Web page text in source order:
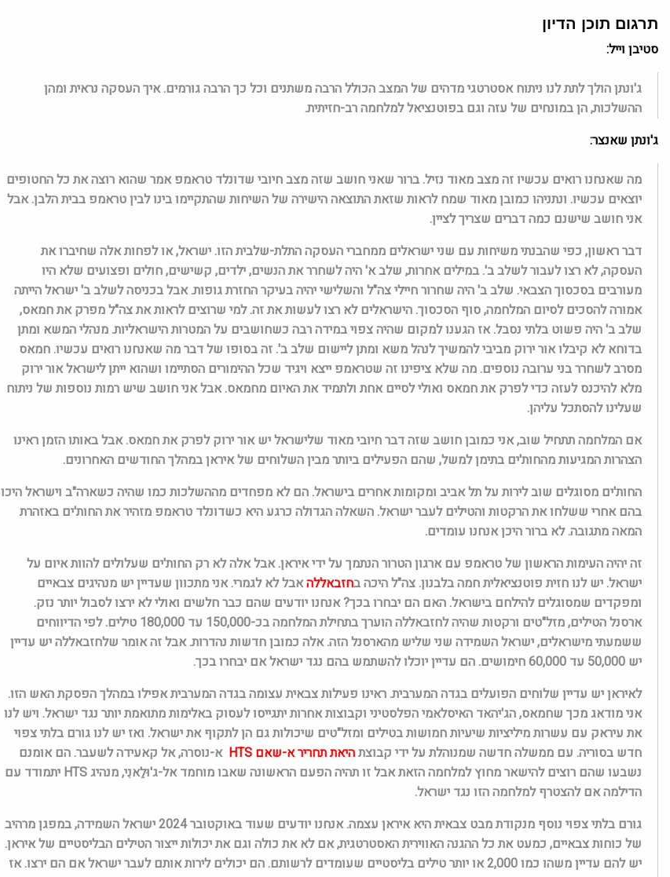
תרגום תוכן הדיון
סטיבן וייל:
ג'ונתן הולך לתת לנו ניתוח אסטרטגי מדהים של המצב הכולל הרבה משתנים וכל כך הרבה גורמים. איך העסקה נראית ומהן
ההשלכות, הן במונחים של עזה וגם בפוטנציאל למלחמה רב-חזיתית.
ג'ונתן שאנצר:
מה שאנחנו רואים עכשיו זה מצב מאוד נזיל. ברור שאני חושב שזה מצב חיובי שדונלד טראמפ אמר שהוא רוצה את כל החטופים
יוצאים עכשיו. ונתניהו כמובן מאוד שמח לראות שזאת התוצאה הישירה של השיחות שהתקיימו בינו לבין טראמפ בבית הלבן. אבל
אני חושב שישנם כמה דברים שצריך לציין.
דבר ראשון, כפי שהבנתי משיחות עם שני ישראלים ממחברי העסקה התלת-שלבית הזו. ישראל, או לפחות אלה שחיברו את
העסקה, לא רצו לעבור לשלב ב'. במילים אחרות, שלב א' היה לשחרר את הנשים, ילדים, קשישים, חולים ופצועים שלא היו
מעורבים בסכסוך הצבאי. שלב ב' היה שחרור חיילי צה"ל והשלישי יהיה בעיקר החזרת גופות. אבל בכניסה לשלב ב' ישראל הייתה
אמורה להסכים לסיום המלחמה, סוף הסכסוך. הישראלים לא רצו לעשות את זה. למי שרוצים לראות את צה"ל מפרק את חמאס,
שלב ב' היה פשוט בלתי נסבל. אז הגענו למקום שהיה צפוי במידה רבה כשחושבים על המטרות הישראליות. מנהלי המשא ומתן
בדוחא לא קיבלו אור ירוק מביבי להמשיך לנהל משא ומתן ליישום שלב ב'. זה בסופו של דבר מה שאנחנו רואים עכשיו. חמאס
מסרב לשחרר בני ערובה נוספים. מה שלא ציפינו זה שטראמפ ייצא ויגיד שכל ההימורים הסתיימו ושהוא ייתן לישראל אור ירוק
מלא להיכנס לעזה כדי לפרק את חמאס ואולי לסיים אחת ולתמיד את האיום מחמאס. אבל אני חושב שיש רמות נוספות של ניתוח
שעלינו להסתכל עליהן.
אם המלחמה תתחיל שוב, אני כמובן חושב שזה דבר חיובי מאוד שלישראל יש אור ירוק לפרק את חמאס. אבל באותו הזמן ראינו
הצהרות המגיעות מהחות'ים בתימן למשל, שהם הפעילים ביותר מבין השלוחים של איראן במהלך החודשים האחרונים.
החות'ים מסוגלים שוב לירות על תל אביב ומקומות אחרים בישראל. הם לא מפחדים מההשלכות כמו שהיה כשארה"ב וישראל היכו
בהם אחרי ששלחו את הרקטות והטילים לעבר ישראל. השאלה הגדולה כרגע היא כשדונלד טראמפ מזהיר את החות'ים באזהרת
המאה מתגובה. לא ברור היכן אנחנו עומדים.
זה יהיה העימות הראשון של טראמפ עם ארגון הטרור הנתמך על ידי איראן. אבל אלה לא רק החות'ים שעלולים להוות איום על
ישראל. יש לנו חזית פוטנציאלית חמה בלבנון. צה"ל היכה בחזבאללהאבל לא לגמרי. אני מתכוון שעדיין יש מנהיגים צבאיים
ומפקדים שמסוגלים להילחם בישראל. האם הם יבחרו בכך? אנחנו יודעים שהם כבר חלשים ואולי לא ירצו לסבול יותר נזק.
ארסנל הטילים, מזל"טים ורקטות שהיה לחזבאללה הוערך בתחילת המלחמה בכ-150,000 עד 180,000 טילים. לפי הדיווחים
ששמעתי מישראלים, ישראל השמידה שני שליש מהארסנל הזה. אלה כמובן חדשות נהדרות. אבל זה אומר שלחזבאללה יש עדיין
יש 50,000 עד 60,000 חימושים. הם עדיין יוכלו להשתמש בהם נגד ישראל אם יבחרו בכך.
לאיראן יש עדיין שלוחים הפועלים בגדה המערבית. ראינו פעילות צבאית עצומה בגדה המערבית אפילו במהלך הפסקת האש הזו.
אני מודאג מכך שחמאס, הג'יהאד האיסלאמי הפלסטיני וקבוצות אחרות יתגייסו לעסוק באלימות מתואמת יותר נגד ישראל. ויש לנו
את עיראק עם עשרות מיליציות שיעיות חמושות בטילים ומזל"טים שיכולות גם הן לתקוף את ישראל. ואז יש לנו גורם בלתי צפוי
חדש בסוריה. עם ממשלה חדשה שמנוהלת על ידי קבוצתהיאת תחריר א-שאם HTS
א-נוסרה, אל קאעידה לשעבר. הם אומנם
נשבעו שהם רוצים להישאר מחוץ למלחמה הזאת אבל זו תהיה הפעם הראשונה שאבו מוחמד אל-ג'וּלַאנִי, מנהיג HTS יתמודד עם
הדילמה אם להצטרף למלחמה הזו נגד ישראל.
גורם בלתי צפוי נוסף מנקודת מבט צבאית היא איראן עצמה. אנחנו יודעים שעוד באוקטובר 2024 ישראל השמידה, במפגן מרהיב
של כוחות צבאיים, כמעט את כל ההגנה האווירית האסטרטגית, אם לא את כולה וגם את יכולות ייצור הטילים הבליסטיים של איראן.
יש להם עדיין משהו כמו 2,000 או יותר טילים בליסטיים שעומדים לרשותם. הם יכולים לירות אותם לעבר ישראל אם הם ירצו. אז